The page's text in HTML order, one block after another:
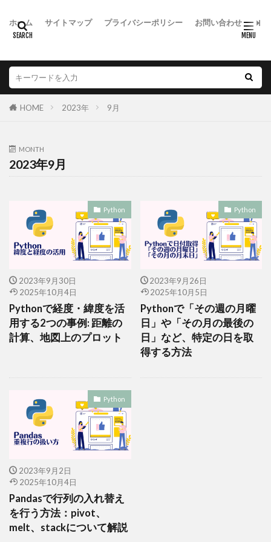
ホーム サイトマップ プライバシーポリシー お問い合わせ
HOME 2023年 9月
MONTH
2023年9月
Python
2023年9月30日
2025年10月4日
Pythonで経度・緯度を活
用する2つの事例: 距離の
計算、地図上のプロット
Python
2023年9月26日
2025年10月5日
Pythonで「その週の月曜
日」や「その月の最後の
日」など、特定の日を取
得する方法
Python
2023年9月2日
2025年10月4日
Pandasで行列の入れ替え
を行う方法：pivot、
melt、stackについて解説